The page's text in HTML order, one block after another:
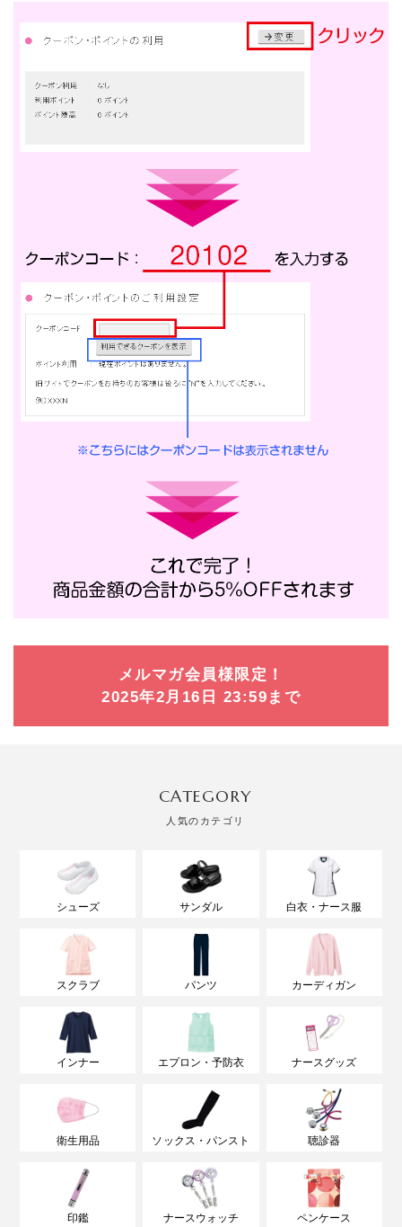
メルマガ会員様限定！
2025年2月16日 23:59まで
CATEGORY
人気のカテゴリ
シューズ サンダル 白衣・ナース服
スクラブ パンツ カーディガン
インナー エプロン・予防衣 ナースグッズ
衛生用品 ソックス・パンスト 聴診器
印鑑 ナースウォッチ ペンケース